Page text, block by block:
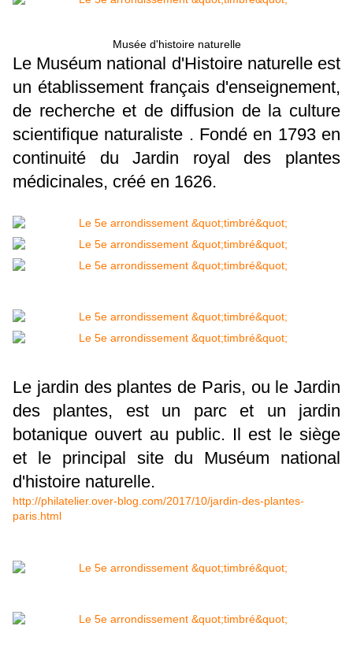
Musée d'histoire naturelle
Le Muséum national d'Histoire naturelle est
un établissement français d'enseignement,
de recherche et de diffusion de la culture
scientifique naturaliste . Fondé en 1793 en
continuité du Jardin royal des plantes
médicinales, créé en 1626.
Le jardin des plantes de Paris, ou le Jardin
des plantes, est un parc et un jardin
botanique ouvert au public. Il est le siège
et le principal site du Muséum national
d'histoire naturelle.
http://philatelier.over-blog.com/2017/10/jardin-des-plantes-
paris.html